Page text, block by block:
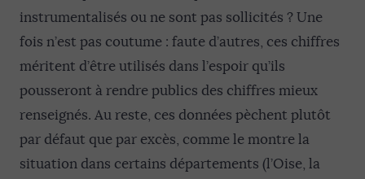
instrumentalisés ou ne sont pas sollicités ? Une
fois n’est pas coutume : faute d’autres, ces chiffres
méritent d’être utilisés dans l’espoir qu’ils
pousseront à rendre publics des chiffres mieux
renseignés. Au reste, ces données pèchent plutôt
par défaut que par excès, comme le montre la
situation dans certains départements (l’Oise, la